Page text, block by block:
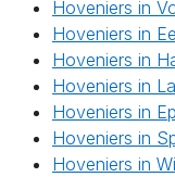
Hoveniers in
Hoveniers in
Hoveniers in
Hoveniers in
Hoveniers in
Hoveniers in
Hoveniers in